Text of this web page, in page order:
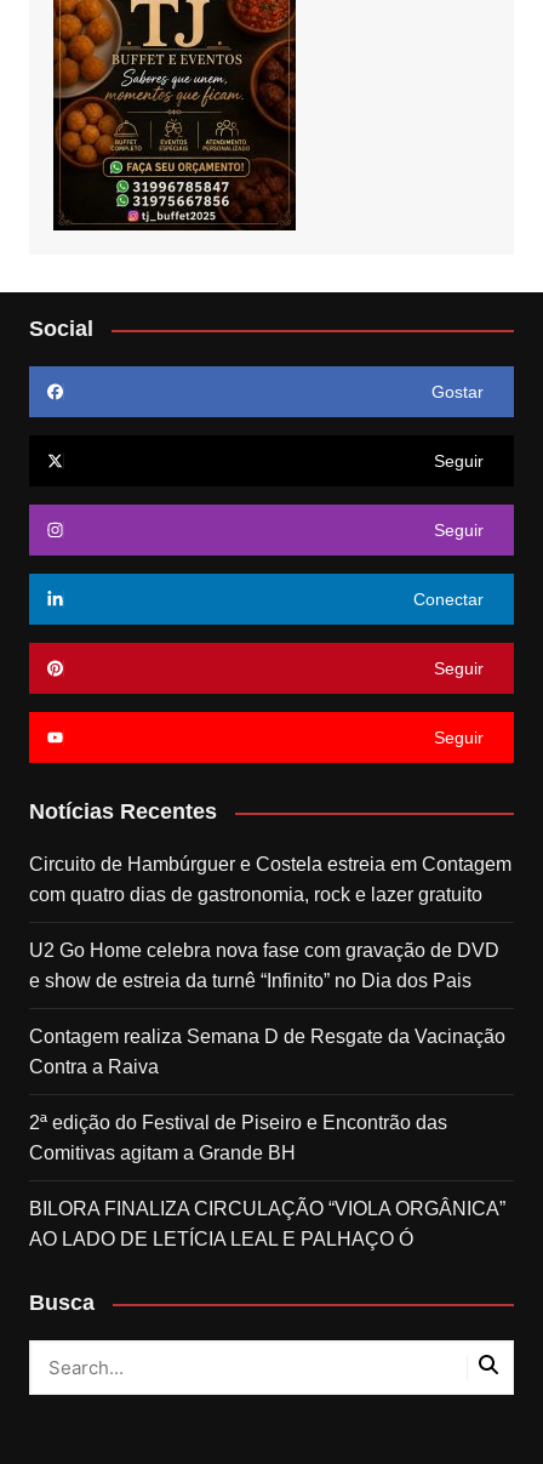
Social
Gostar
Seguir
Seguir
Conectar
Seguir
Seguir
Notícias Recentes
Circuito de Hambúrguer e Costela estreia em Contagem
com quatro dias de gastronomia, rock e lazer gratuito
U2 Go Home celebra nova fase com gravação de DVD
e show de estreia da turnê “Infinito” no Dia dos Pais
Contagem realiza Semana D de Resgate da Vacinação
Contra a Raiva
2ª edição do Festival de Piseiro e Encontrão das
Comitivas agitam a Grande BH
BILORA FINALIZA CIRCULAÇÃO “VIOLA ORGÂNICA”
AO LADO DE LETÍCIA LEAL E PALHAÇO Ó
Busca